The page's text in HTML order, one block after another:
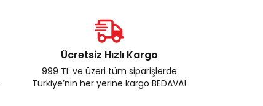
Ücretsiz Hızlı Kargo
999 TL ve üzeri tüm siparişlerde
Türkiye’nin her yerine kargo BEDAVA!